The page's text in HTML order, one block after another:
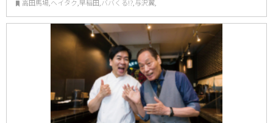
高田馬場,ヘイタク,早稲田,ババくる!?,与沢翼,